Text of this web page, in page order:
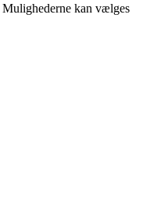
Mulighederne kan vælges